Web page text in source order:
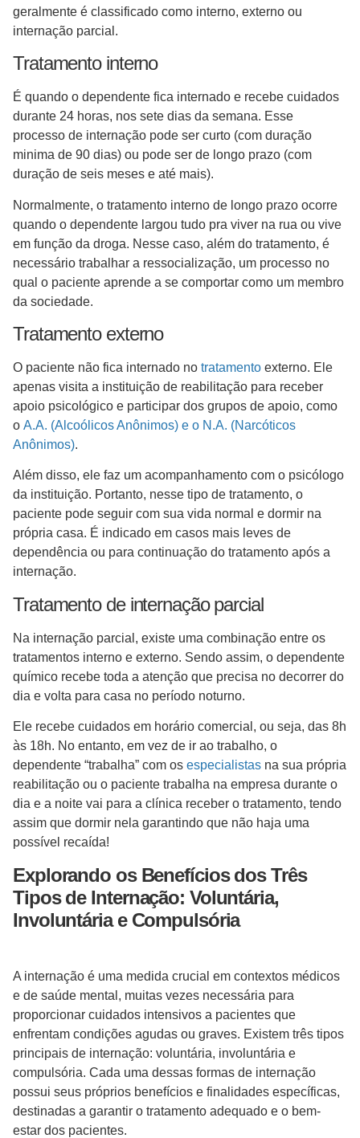
geralmente é classificado como interno, externo ou
internação parcial.
Tratamento interno
É quando o dependente fica internado e recebe cuidados
durante 24 horas, nos sete dias da semana. Esse
processo de internação pode ser curto (com duração
minima de 90 dias) ou pode ser de longo prazo (com
duração de seis meses e até mais).
Normalmente, o tratamento interno de longo prazo ocorre
quando o dependente largou tudo pra viver na rua ou vive
em função da droga. Nesse caso, além do tratamento, é
necessário trabalhar a ressocialização, um processo no
qual o paciente aprende a se comportar como um membro
da sociedade.
Tratamento externo
O paciente não fica internado no tratamento externo. Ele
apenas visita a instituição de reabilitação para receber
apoio psicológico e participar dos grupos de apoio, como
o A.A. (Alcoólicos Anônimos) e o N.A. (Narcóticos
Anônimos).
Além disso, ele faz um acompanhamento com o psicólogo
da instituição. Portanto, nesse tipo de tratamento, o
paciente pode seguir com sua vida normal e dormir na
própria casa. É indicado em casos mais leves de
dependência ou para continuação do tratamento após a
internação.
Tratamento de internação parcial
Na internação parcial, existe uma combinação entre os
tratamentos interno e externo. Sendo assim, o dependente
químico recebe toda a atenção que precisa no decorrer do
dia e volta para casa no período noturno.
Ele recebe cuidados em horário comercial, ou seja, das 8h
às 18h. No entanto, em vez de ir ao trabalho, o
dependente “trabalha” com os especialistas na sua própria
reabilitação ou o paciente trabalha na empresa durante o
dia e a noite vai para a clínica receber o tratamento, tendo
assim que dormir nela garantindo que não haja uma
possível recaída!
Explorando os Benefícios dos Três
Tipos de Internação: Voluntária,
Involuntária e Compulsória
A internação é uma medida crucial em contextos médicos
e de saúde mental, muitas vezes necessária para
proporcionar cuidados intensivos a pacientes que
enfrentam condições agudas ou graves. Existem três tipos
principais de internação: voluntária, involuntária e
compulsória. Cada uma dessas formas de internação
possui seus próprios benefícios e finalidades específicas,
destinadas a garantir o tratamento adequado e o bem-
estar dos pacientes.